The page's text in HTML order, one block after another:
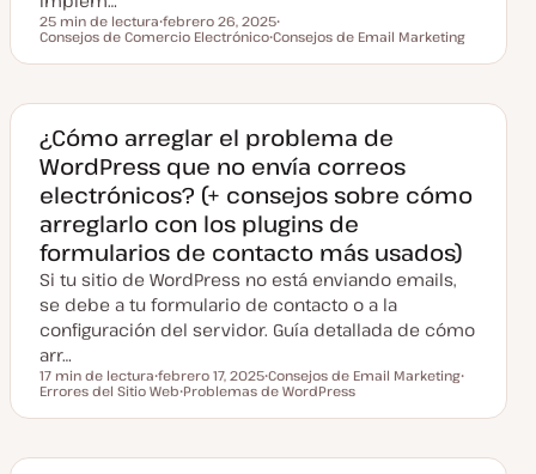
Tiempo de lectura
25 min de lectura
F
c
a
c
t
u
a
l
i
z
a
d
a
febrero 26, 2025
T
m
Consejos de Comercio Electrónico
e
a
Consejos de Email Marketing
¿Cómo arreglar el problema de
WordPress que no envía correos
electrónicos? (+ consejos sobre cómo
arreglarlo con los plugins de
formularios de contacto más usados)
Si tu sitio de WordPress no está enviando emails,
se debe a tu formulario de contacto o a la
configuración del servidor. Guía detallada de cómo
arr…
Tiempo de lectura
17 min de lectura
F
c
a
febrero 17, 2025
T
m
Consejos de Email Marketing
m
Errores del Sitio Web
e
a
Problemas de WordPress